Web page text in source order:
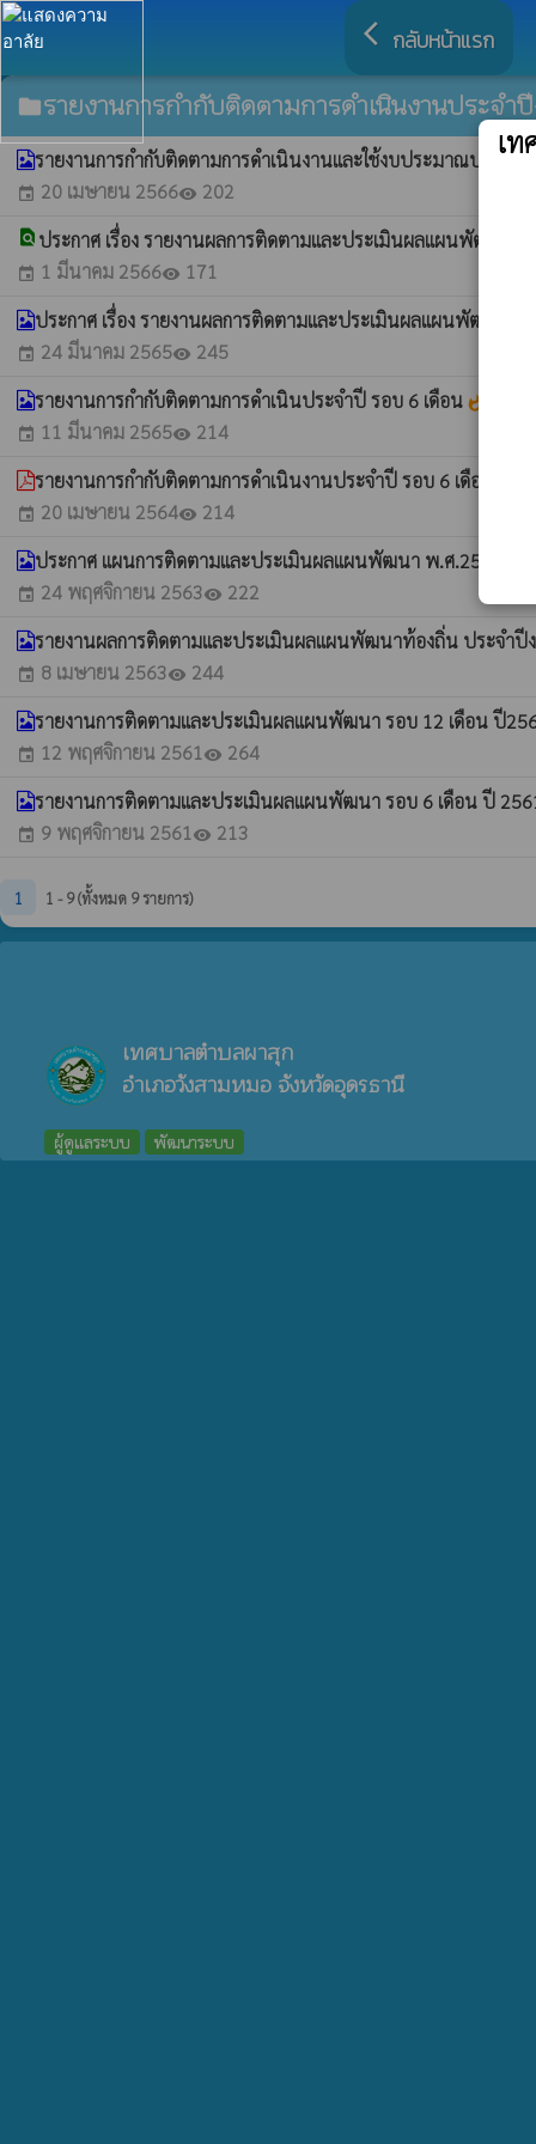
arrow_back_ios กลับหน้าแรก
folderรายงานการกำกับติดตามการดำเนินงานประจ
รายงานการกำกับติดตามการดำเนินงานและใช้งบประมาณประจ
event 20 เมษายน 2566visibility 202
find_in_page ประกาศ เรื่อง รายงานผลการติดตามและประเมินผลแผนพัฒนาท้
event 1 มีนาคม 2566visibility 171
ประกาศ เรื่อง รายงานผลการติดตามและประเมินผลแผนพัฒนาท้
event 24 มีนาคม 2565visibility 245
รายงานการกำกับติดตามการดำเนินประจำปี รอบ 6 เดือน whatshot
event 11 มีนาคม 2565visibility 214
รายงานการกำกับติดตามการดำเนินงานประจำปี รอบ 6 เดือนแร
event 20 เมษายน 2564visibility 214
ประกาศ แผนการติดตามและประเมินผลแผนพัฒนา พ.ศ.2563
event 24 พฤศจิกายน 2563visibility 222
รายงานผลการติดตามและประเมินผลแผนพัฒนาท้องถิ่น ประจำ
event 8 เมษายน 2563visibility 244
รายงานการติดตามและประเมินผลแผนพัฒนา รอบ 12 เดือน ปี
event 12 พฤศจิกายน 2561visibility 264
รายงานการติดตามและประเมินผลแผนพัฒนา รอบ 6 เดือน ปี
event 9 พฤศจิกายน 2561visibility 213
1 1 - 9 (ทั้งหมด 9 รายการ)
เทศบาลตำบลผาสุก
อำเภอวังสามหมอ จังหวัดอุดรธานี
ผู้ดูแลระบบ พัฒนาระบบ
เ